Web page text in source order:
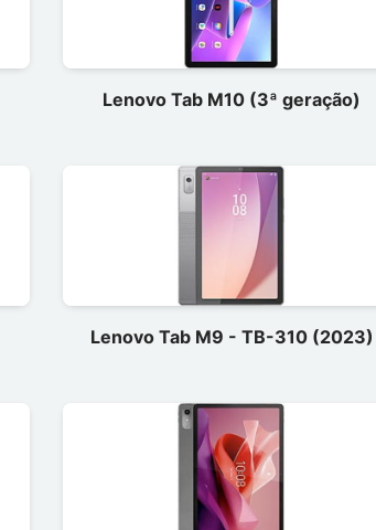
Lenovo Tab M10 (3ª geração)
Lenovo Tab M9 - TB-310 (2023)